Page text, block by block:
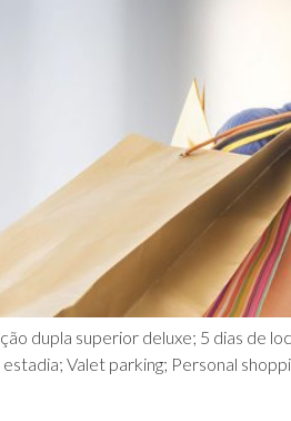
dupla superior deluxe; 5 dias de
Valet parking; Personal